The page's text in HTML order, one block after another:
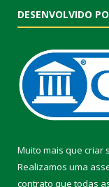
DESENVOLVIDO
Muito mais que criar
Realizamos uma
contrato que todas